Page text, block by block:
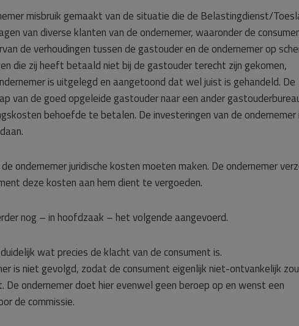
misbruik gemaakt van de situatie die de Belastingdienst/
van diverse klanten van de ondernemer, waaronder de
de verhoudingen tussen de gastouder en de ondernemer op
die zij heeft betaald niet bij de gastouder terecht zijn gekomen,
is uitgelegd en aangetoond dat wel juist is gehandeld. De
van de goed opgeleide gastouder naar een ander
behoefde te betalen. De investeringen van de ondernemer
ondernemer juridische kosten moeten maken. De ondernemer
deze kosten aan hem dient te vergoeden.
nog – in hoofdzaak – het volgende aangevoerd.
wat precies de klacht van de consument is.
is niet gevolgd, zodat de consument eigenlijk niet-ontvankelijk zou
ondernemer doet hier evenwel geen beroep op en wenst een
de commissie.